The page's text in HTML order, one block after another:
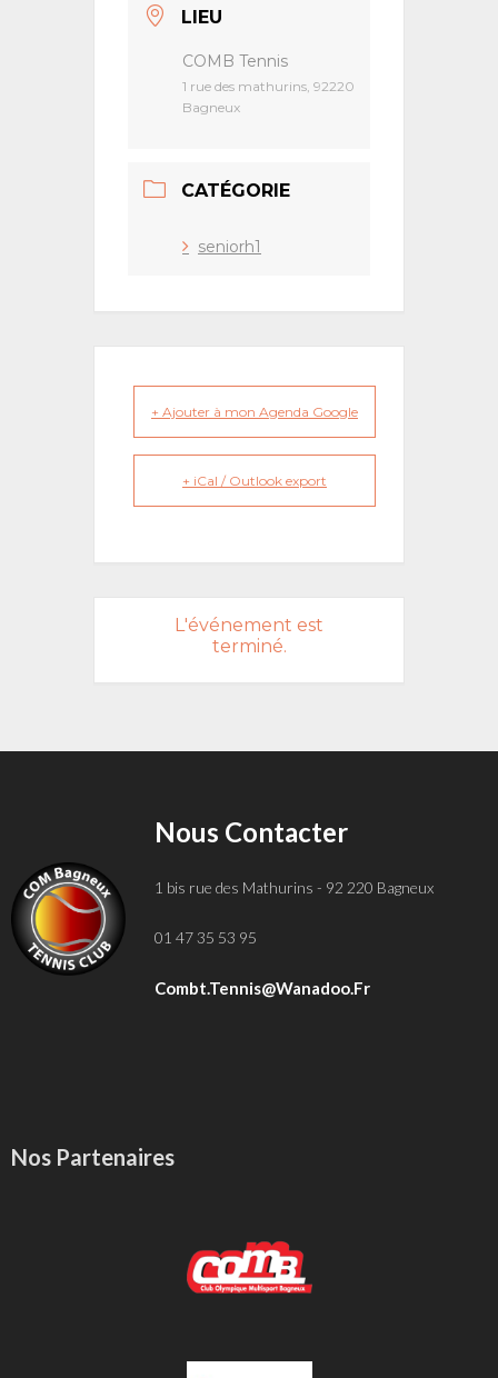
LIEU
COMB Tennis
1 rue des mathurins, 92220
Bagneux
CATÉGORIE
seniorh1
+ Ajouter à mon Agenda Google
+ iCal / Outlook export
L'événement est
terminé.
Nous Contacter
1 bis rue des Mathurins - 92 220 Bagneux
01 47 35 53 95
Combt.tennis@wanadoo.fr
Nos Partenaires